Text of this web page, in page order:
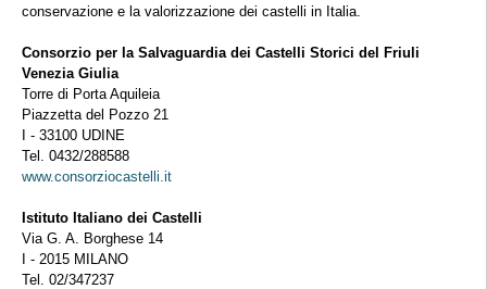
conservazione e la valorizzazione dei castelli in Italia.
Consorzio per la Salvaguardia dei Castelli Storici del Friuli
Venezia Giulia
Torre di Porta Aquileia
Piazzetta del Pozzo 21
I - 33100 UDINE
Tel. 0432/288588
www.consorziocastelli.it
Istituto Italiano dei Castelli
Via G. A. Borghese 14
I - 2015 MILANO
Tel. 02/347237